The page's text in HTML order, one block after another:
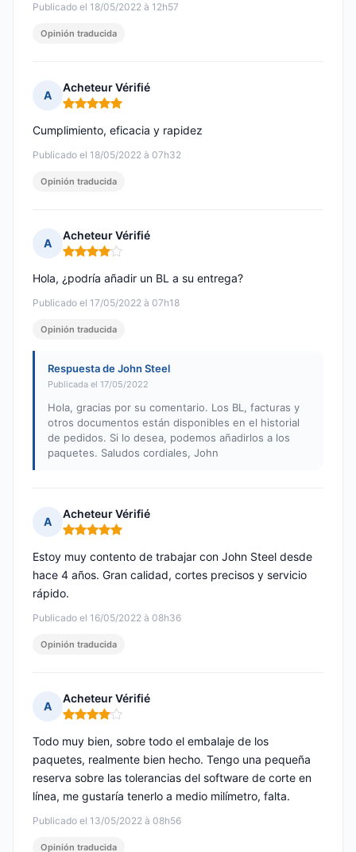
Publicado el 18/05/2022 à 12h57
Opinión traducida
A
Acheteur Vérifié
Nota: 5 de 5
Publicado el 18/05/2022 à 07h32
Cumplimiento, eficacia y rapidez
Opinión traducida
A
Acheteur Vérifié
Nota: 4 de 5
Publicado el 17/05/2022 à 07h18
Hola, ¿podría añadir un BL a su entrega?
Opinión traducida
Respuesta de John Steel
Publicada el 17/05/2022
Hola, gracias por su comentario. Los BL, facturas y
otros documentos están disponibles en el historial
de pedidos. Si lo desea, podemos añadirlos a los
paquetes. Saludos cordiales, John
A
Acheteur Vérifié
Nota: 5 de 5
Publicado el 16/05/2022 à 08h36
Estoy muy contento de trabajar con John Steel desde
hace 4 años. Gran calidad, cortes precisos y servicio
rápido.
Opinión traducida
A
Acheteur Vérifié
Nota: 4 de 5
Publicado el 13/05/2022 à 08h56
Todo muy bien, sobre todo el embalaje de los
paquetes, realmente bien hecho. Tengo una pequeña
reserva sobre las tolerancias del software de corte en
línea, me gustaría tenerlo a medio milímetro, falta.
Opinión traducida